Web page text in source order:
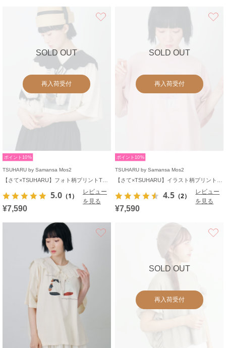
SOLD OUT
再入荷受付
ポイント10%
TSUHARU by Samansa Mos2
5.0 （1）
レビュー
を見る
¥7,590
SOLD OUT
再入荷受付
ポイント10%
TSUHARU by Samansa Mos2
4.5 （2）
レビュー
を見る
¥7,590
SOLD OUT
再入荷受付